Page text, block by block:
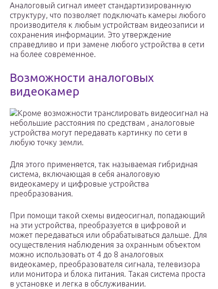
Аналоговый сигнал имеет стандартизированную
структуру, что позволяет подключать камеры любого
производителя к любым устройствам видеозаписи и
сохранения информации. Это утверждение
справедливо и при замене любого устройства в сети
на более современное.
Возможности аналоговых
видеокамер
Кроме возможности транслировать видеосигнал на
небольшие расстояния по средствам , аналоговые
устройства могут передавать картинку по сети в
любую точку земли.
Для этого применяется, так называемая гибридная
система, включающая в себя аналоговую
видеокамеру и цифровые устройства
преобразования.
При помощи такой схемы видеосигнал, попадающий
на эти устройства, преобразуется в цифровой и
может передаваться или обрабатываться дальше. Для
осуществления наблюдения за охранным объектом
можно использовать от 4 до 8 аналоговых
видеокамер, преобразователя сигнала, телевизора
или монитора и блока питания. Такая система проста
в установке и легка в обслуживании.